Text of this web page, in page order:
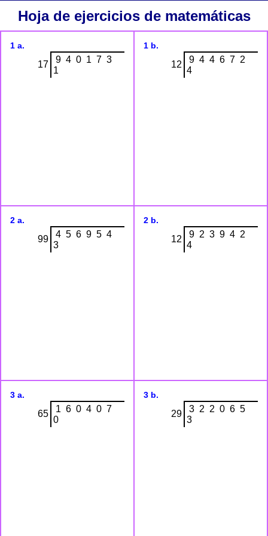
Hoja de ejercicios de matemáticas
1 a.
17
9 4 0 1 7 3
1
1 b.
12
9 4 4 6 7 2
4
2 a.
99
4 5 6 9 5 4
3
2 b.
12
9 2 3 9 4 2
4
3 a.
65
1 6 0 4 0 7
0
3 b.
29
3 2 2 0 6 5
3